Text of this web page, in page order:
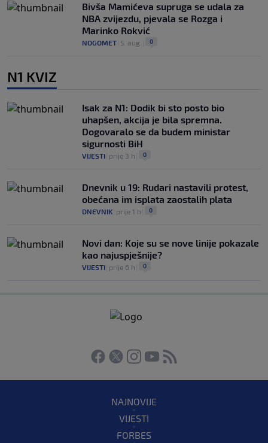
Bivša Mamićeva supruga se udala za
NBA zvijezdu, pjevala se Rozga i
Marinko Rokvić
NOGOMET 5. aug. 0
N1 KVIZ
Isak za N1: Dodik bi sto posto bio
uhapšen, akcija je bila spremna.
Dogovaralo se da budem ministar
sigurnosti BiH
VIJESTI prije 3 h 0
Dnevnik u 19: Rudari nastavili protest,
obećana im isplata zaostalih plata
DNEVNIK prije 1 h 0
Novi dan: Koje su se nove linije pokazale
kao najuspješnije?
VIJESTI prije 6 h 0
NAJNOVIJE
VIJESTI
FORBES